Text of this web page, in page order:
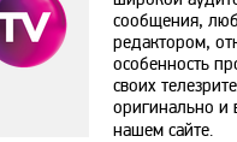
сообщения,
редактором,
особенность
своих
оригинально и
нашем сайте.